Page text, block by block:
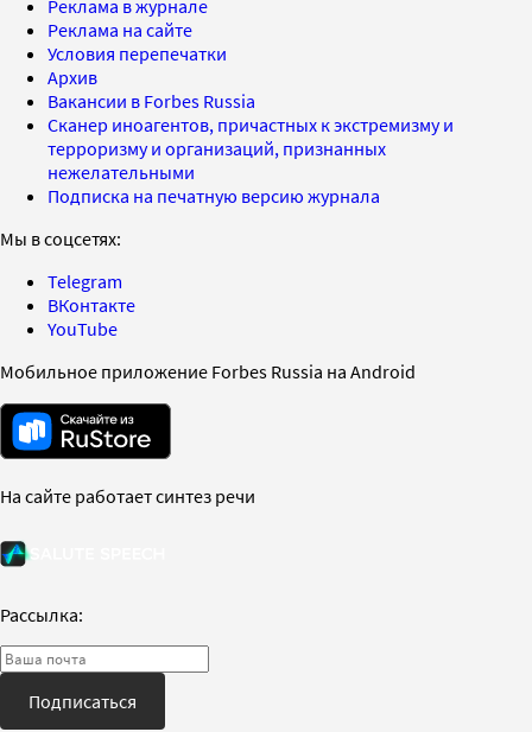
Реклама в журнале
Реклама на сайте
Условия перепечатки
Архив
Вакансии в Forbes Russia
Сканер иноагентов, причастных к экстремизму и
терроризму и организаций, признанных
нежелательными
Подписка на печатную версию журнала
Мы в соцсетях:
Telegram
ВКонтакте
YouTube
Мобильное приложение Forbes Russia на Android
На сайте работает синтез речи
Рассылка:
Подписаться